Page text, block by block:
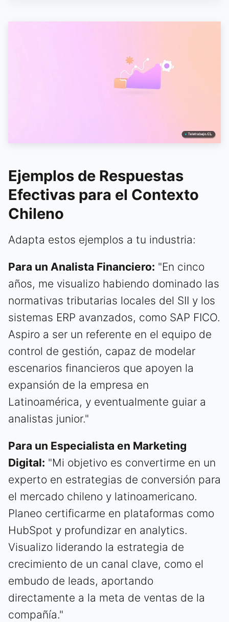
Ejemplos de Respuestas
Efectivas para el Contexto
Chileno
Adapta estos ejemplos a tu industria:
Para un Analista Financiero: "En cinco
años, me visualizo habiendo dominado las
normativas tributarias locales del SII y los
sistemas ERP avanzados, como SAP FICO.
Aspiro a ser un referente en el equipo de
control de gestión, capaz de modelar
escenarios financieros que apoyen la
expansión de la empresa en
Latinoamérica, y eventualmente guiar a
analistas junior."
Para un Especialista en Marketing
Digital: "Mi objetivo es convertirme en un
experto en estrategias de conversión para
el mercado chileno y latinoamericano.
Planeo certificarme en plataformas como
HubSpot y profundizar en analytics.
Visualizo liderando la estrategia de
crecimiento de un canal clave, como el
embudo de leads, aportando
directamente a la meta de ventas de la
compañía."